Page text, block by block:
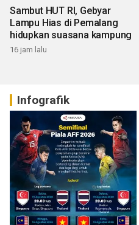
Sambut HUT RI, Gebyar
Lampu Hias di Pemalang
hidupkan suasana kampung
16 jam lalu
Infografik